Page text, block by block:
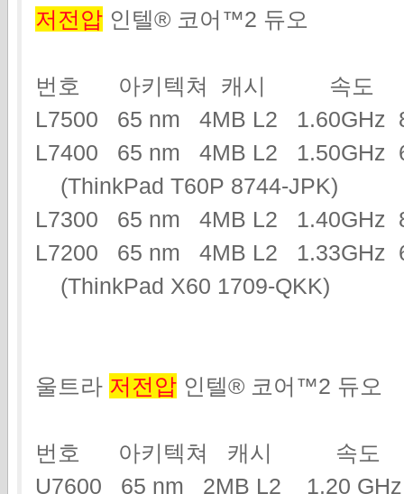
저전압 인텔® 코어™2 듀오
번호 아키텍쳐 캐시 속도
L7500 65 nm 4MB L2
L7400 65 nm 4MB L2
(ThinkPad T60P 8744-JPK)
L7300 65 nm 4MB L2
L7200 65 nm 4MB L2 1.33GHz
(ThinkPad X60 1709-QKK)
울트라 저전압 인텔® 코어™2 듀오
번호 아키텍쳐 캐시 속도
U7600 65 nm 2MB L2 1.20